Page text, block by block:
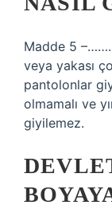
Madde 5
veya yakası
pantolonlar
olmamalı ve
giyilemez.